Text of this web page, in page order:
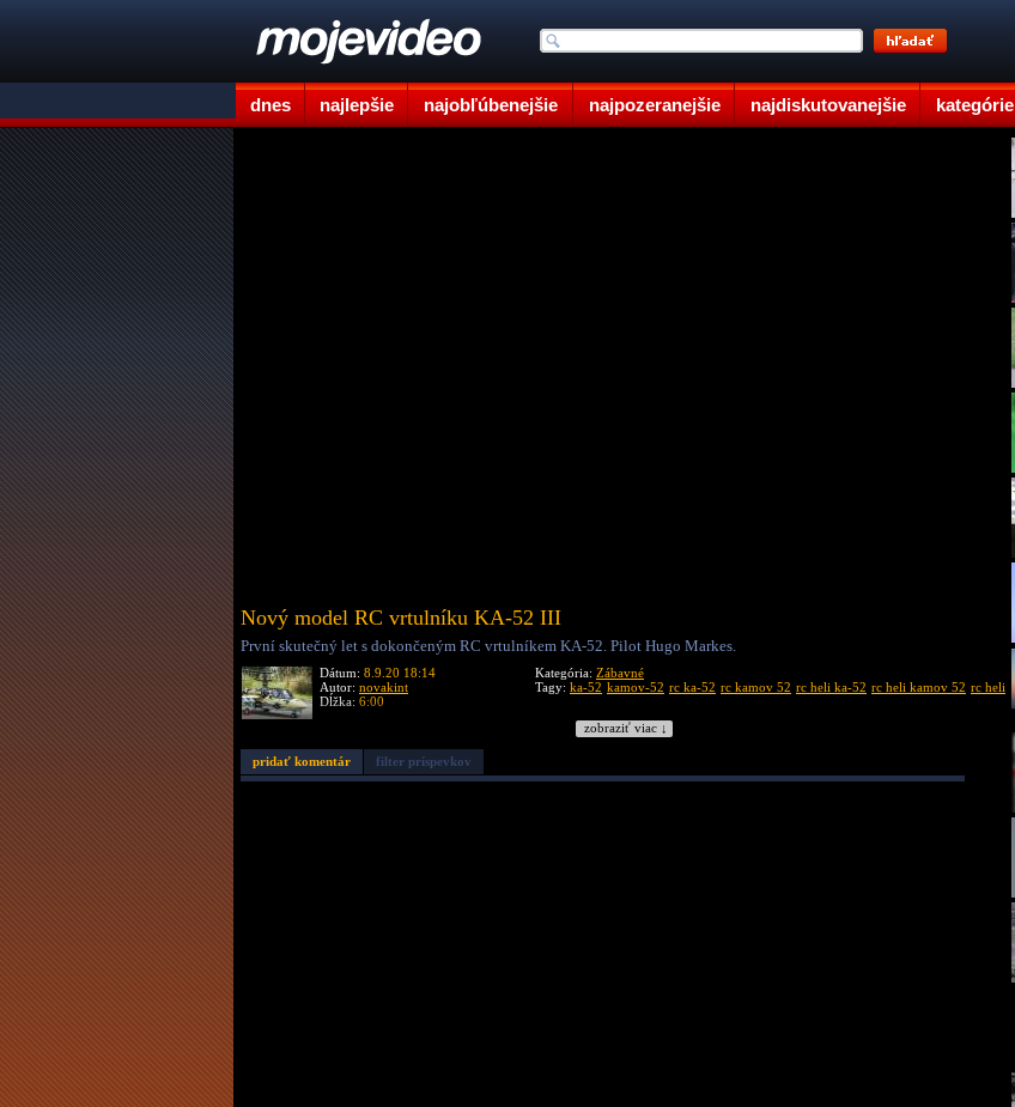
dnes najlepšie najobľúbenejšie najpozeranejšie najdiskutovanejšie kategórie
Nový model RC vrtulníku KA-52 III
První skutečný let s dokončeným RC vrtulníkem KA-52. Pilot Hugo Markes.
Dátum: 8.9.20 18:14
Autor: novakint
Dĺžka: 6:00
Kategória: Zábavné
Tagy: ka-52 kamov-52 rc ka-52 rc kamov 52 rc heli ka-52 rc heli kamov 52 rc heli
zobraziť viac ↓
pridať komentár filter príspevkov